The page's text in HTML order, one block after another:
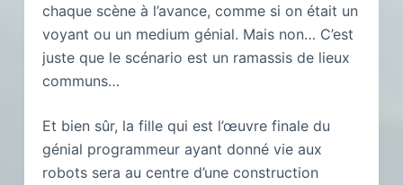
chaque scène à l’avance, comme si on était un
voyant ou un medium génial. Mais non… C’est
juste que le scénario est un ramassis de lieux
communs…
Et bien sûr, la fille qui est l’œuvre finale du
génial programmeur ayant donné vie aux
robots sera au centre d’une construction